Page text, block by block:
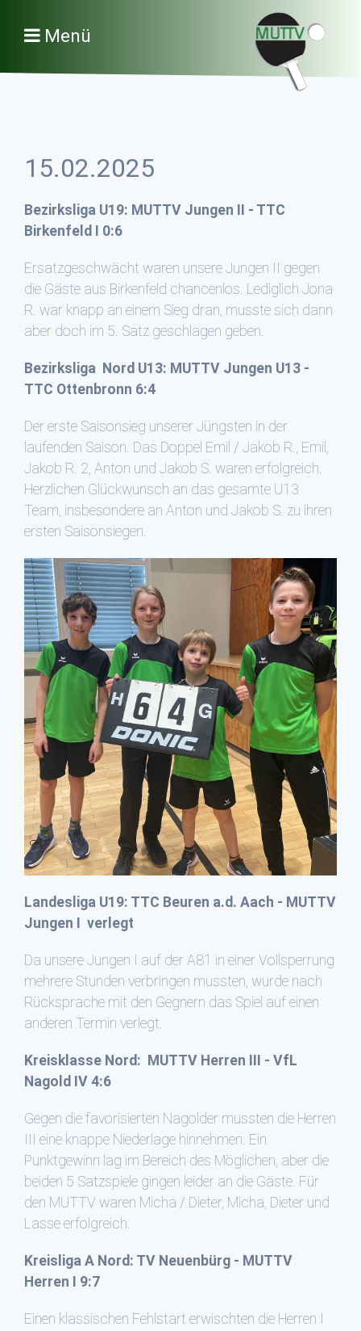
Menü
15.02.2025
Bezirksliga U19: MUTTV Jungen II - TTC
Birkenfeld I 0:6
Ersatzgeschwächt waren unsere Jungen II gegen
die Gäste aus Birkenfeld chancenlos. Lediglich Jona
R. war knapp an einem Sieg dran, musste sich dann
aber doch im 5. Satz geschlagen geben.
Bezirksliga Nord U13: MUTTV Jungen U13 -
TTC Ottenbronn 6:4
Der erste Saisonsieg unserer Jüngsten in der
laufenden Saison. Das Doppel Emil / Jakob R., Emil,
Jakob R. 2, Anton und Jakob S. waren erfolgreich.
Herzlichen Glückwunsch an das gesamte U13
Team, insbesondere an Anton und Jakob S. zu ihren
ersten Saisonsiegen.
Landesliga U19: TTC Beuren a.d. Aach - MUTTV
Jungen I verlegt
Da unsere Jungen I auf der A81 in einer Vollsperrung
mehrere Stunden verbringen mussten, wurde nach
Rücksprache mit den Gegnern das Spiel auf einen
anderen Termin verlegt.
Kreisklasse Nord: MUTTV Herren III - VfL
Nagold IV 4:6
Gegen die favorisierten Nagolder mussten die Herren
III eine knappe Niederlage hinnehmen. Ein
Punktgewinn lag im Bereich des Möglichen, aber die
beiden 5 Satzspiele gingen leider an die Gäste. Für
den MUTTV waren Micha / Dieter, Micha, Dieter und
Lasse erfolgreich.
Kreisliga A Nord: TV Neuenbürg - MUTTV
Herren I 9:7
Einen klassischen Fehlstart erwischten die Herren I